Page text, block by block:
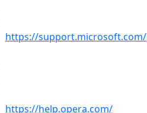
https://support.microsoft.com/
https://help.opera.com/